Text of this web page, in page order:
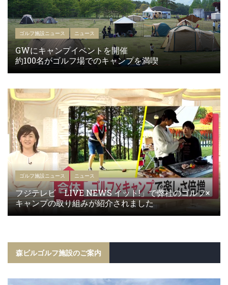
ゴルフ施設ニュース ニュース
GWにキャンプイベントを開催
約100名がゴルフ場でのキャンプを満喫
ゴルフ施設ニュース ニュース
フジテレビ「LIVE NEWS イット!」で弊社のゴルフ×
キャンプの取り組みが紹介されました
森ビルゴルフ施設のご案内